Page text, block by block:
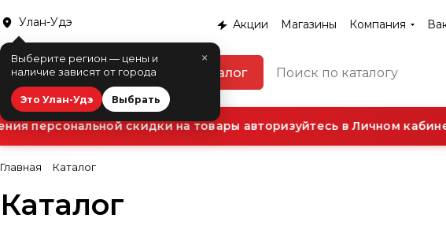
Улан-Удэ
×
Выберите регион — цены и
наличие зависят от города
Это Улан-Удэ Выбрать
Акции Магазины Компания
Каталог
персональной скидки на товары авторизуйтесь в Личном
Главная Каталог
Каталог